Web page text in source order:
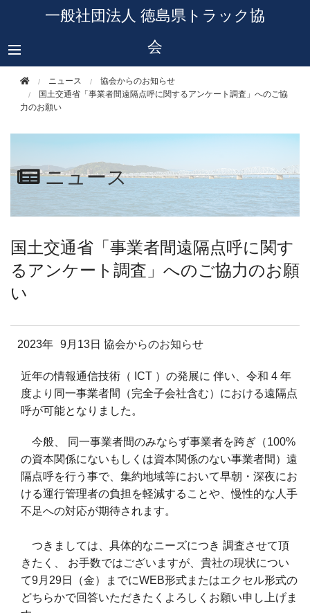
一般社団法人 徳島県トラック協
会
ニュース
協会からのお知らせ
国土交通省「事業者間遠隔点呼に関するアンケート調査」へのご協
力のお願い
ニュース
国土交通省「事業者間遠隔点呼に関す
るアンケート調査」へのご協力のお願
い
2023年 9月13日 協会からのお知らせ
近年の情報通信技術（ ICT ）の発展に 伴い、令和 4 年
度より同一事業者間（完全子会社含む）における遠隔点
呼が可能となりました。
今般、 同一事業者間のみならず事業者を跨ぎ（100%
の資本関係にないもしくは資本関係のない事業者間）遠
隔点呼を行う事で、集約地域等において早朝・深夜にお
ける運行管理者の負担を軽減することや、慢性的な人手
不足への対応が期待されます。
つきましては、具体的なニーズにつき 調査させて頂
きたく、 お手数ではございますが、貴社の現状につい
て9月29日（金）までにWEB形式またはエクセル形式の
どちらかで回答いただきたくよろしくお願い申し上げま